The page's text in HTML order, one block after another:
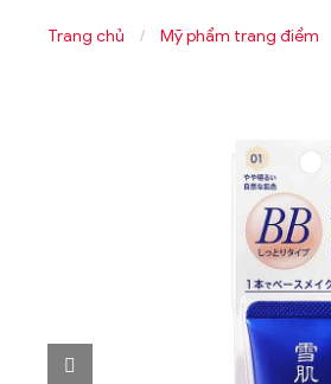
Trang chủ / Mỹ phẩm trang điểm